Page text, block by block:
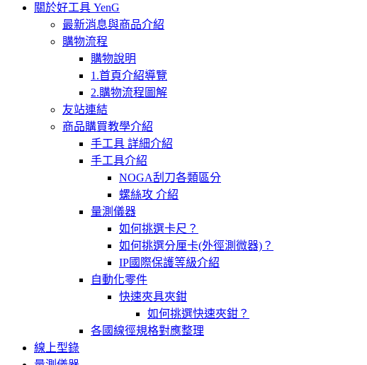
關於好工具 YenG
最新消息與商品介紹
購物流程
購物說明
1.首頁介紹導覽
2.購物流程圖解
友站連結
商品購買教學介紹
手工具 詳細介紹
手工具介紹
NOGA刮刀各類區分
螺絲攻 介紹
量測儀器
如何挑選卡尺？
如何挑選分厘卡(外徑測微器)？
IP國際保護等級介紹
自動化零件
快速夾具夾鉗
如何挑選快速夾鉗？
各國線徑規格對應整理
線上型錄